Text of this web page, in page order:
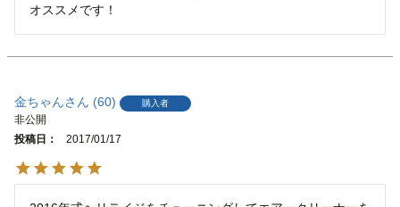
オススメです！
金ちゃん 60 購入者
非公開
投稿日
2017/01/17